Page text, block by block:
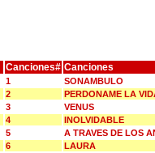
Canciones# Canciones
1
SONAMBULO
2
PERDONAME LA
3
VENUS
4
INOLVIDABLE
5
A TRAVES DE LOS
6
LAURA